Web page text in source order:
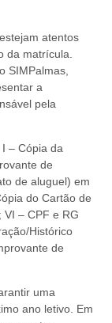
atentos
da matrícula.
SIMPalmas,
a
pela
I – Cópia da
de
de aluguel) em
do Cartão de
VI – CPF e RG
Histórico
de
uma
ano letivo. Em